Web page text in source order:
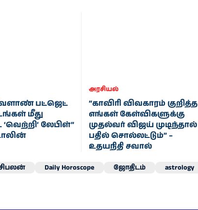
பட்ஜெட்
மீது
லேபிள்”
அரசியல்
“காவிரி விவகாரம் குறித்த
எங்கள் கேள்விகளுக்கு
முதல்வர் விஜய் முடிந்தால்
பதில் சொல்லட்டும்” –
உதயநிதி சவால்
Daily Horoscope ஜோதிடம் astrology